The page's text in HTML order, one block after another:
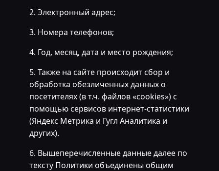
2. Электронный адрес;
3. Номера телефонов;
4. Год, месяц, дата и место рождения;
5. Также на сайте происходит сбор и
обработка обезличенных данных о
посетителях (в т.ч. файлов «cookies») с
помощью сервисов интернет-статистики
(Яндекс Метрика и Гугл Аналитика и
других).
6. Вышеперечисленные данные далее по
тексту Политики объединены общим